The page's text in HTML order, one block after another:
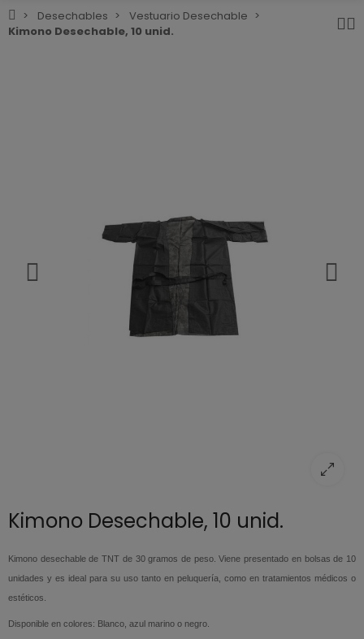
Desechables
Vestuario Desechable
Kimono Desechable, 10 unid.
Kimono Desechable, 10 unid.
Kimono desechable de TNT de 30 gramos de peso. Viene presentado en bolsas de 10
unidades y es ideal para su uso tanto en peluquería, como en tratamientos médicos o
estéticos.
Disponible en colores: Blanco, azul marino o negro.